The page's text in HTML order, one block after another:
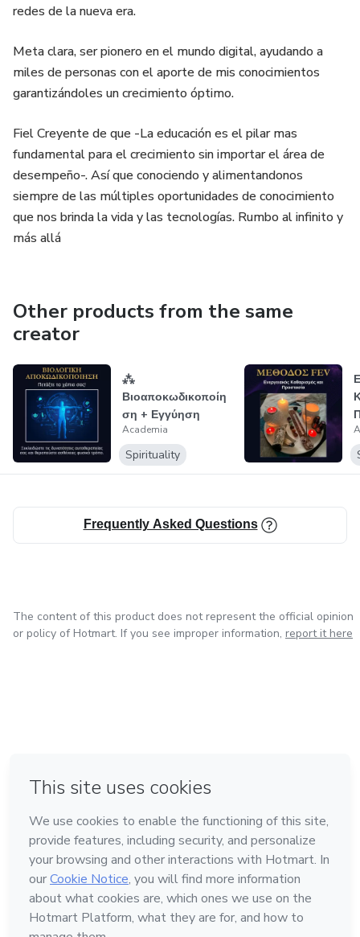
redes de la nueva era.
Meta clara, ser pionero en el mundo digital, ayudando a
miles de personas con el aporte de mis conocimientos
garantizándoles un crecimiento óptimo.
Fiel Creyente de que -La educación es el pilar mas
fundamental para el crecimiento sin importar el área de
desempeño-. Así que conociendo y alimentandonos
siempre de las múltiples oportunidades de conocimiento
que nos brinda la vida y las tecnologías. Rumbo al infinito y
más allá
Other products from the same
creator
⁂
Βιοαποκωδικοποίη
ση + Εγγύηση
Academia
Spirituality
Frequently Asked Questions
The content of this product does not represent the official opinion
or policy of Hotmart. If you see improper information, report it here
Made with❤ in Belo Horizonte
Learn about Hotmart
Language